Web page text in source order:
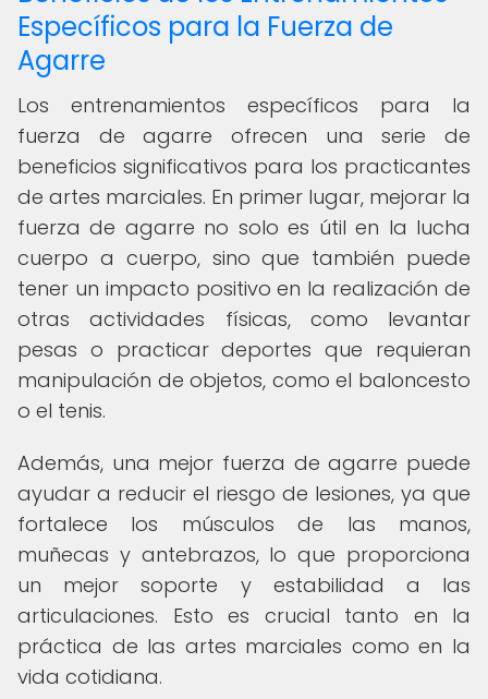
Específicos para la Fuerza de
Agarre
Los entrenamientos específicos para la
fuerza de agarre ofrecen una serie de
beneficios significativos para los practicantes
de artes marciales. En primer lugar, mejorar la
fuerza de agarre no solo es útil en la lucha
cuerpo a cuerpo, sino que también puede
tener un impacto positivo en la realización de
otras actividades físicas, como levantar
pesas o practicar deportes que requieran
manipulación de objetos, como el baloncesto
o el tenis.
Además, una mejor fuerza de agarre puede
ayudar a reducir el riesgo de lesiones, ya que
fortalece los músculos de las manos,
muñecas y antebrazos, lo que proporciona
un mejor soporte y estabilidad a las
articulaciones. Esto es crucial tanto en la
práctica de las artes marciales como en la
vida cotidiana.